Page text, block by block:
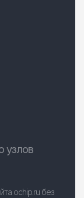
узлов
ochip.ru без